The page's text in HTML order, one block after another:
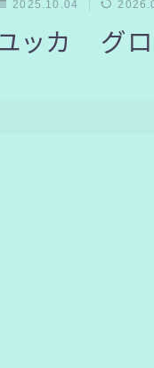
2025.10.04
ッカ グ